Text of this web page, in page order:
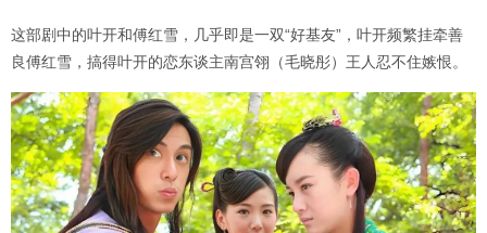
这部剧中的叶开和傅红雪，几乎即是一双“好基友”，叶开频繁挂牵善
良傅红雪，搞得叶开的恋东谈主南宫翎（毛晓彤）王人忍不住嫉恨。